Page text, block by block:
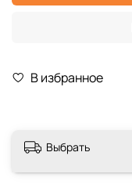
В избранное
Выбрать